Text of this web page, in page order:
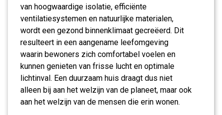
van hoogwaardige isolatie, efficiënte
ventilatiesystemen en natuurlijke materialen,
wordt een gezond binnenklimaat gecreëerd. Dit
resulteert in een aangename leefomgeving
waarin bewoners zich comfortabel voelen en
kunnen genieten van frisse lucht en optimale
lichtinval. Een duurzaam huis draagt dus niet
alleen bij aan het welzijn van de planeet, maar ook
aan het welzijn van de mensen die erin wonen.